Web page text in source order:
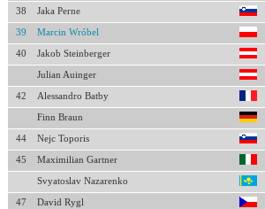
38 Jaka Perne
39 Marcin Wróbel
40 Jakob Steinberger
Julian Auinger
42 Alessandro Batby
Finn Braun
44 Nejc Toporis
45 Maximilian Gartner
Svyatoslav Nazarenko
47 David Rygl